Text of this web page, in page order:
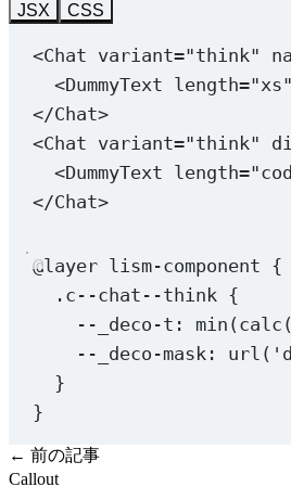
JSX CSS
<Chat variant="think"
<DummyText length="xs"
</Chat>
<Chat variant="think"
<DummyText length=
</Chat>
@layer lism-component {
.c--chat--think {
--_deco-t : min ( calc (
--_deco-mask: url (
}
}
← 前の記事
Callout